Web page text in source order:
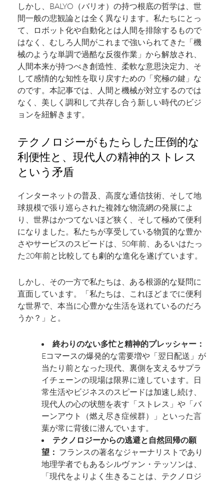
しかし、BALYO（バリオ）の持つ根底の哲学は、世
間一般の悲観論とは全く異なります。私たちにとっ
て、ロボット化や自動化とは人間を排除するもので
はなく、むしろ人間がこれまで強いられてきた「機
械のような単調で過酷な反復作業」から解放され、
人間本来が持つべき創造性、柔軟な意思決定力、そ
して感情的な知性を取り戻すための「究極の鍵」な
のです。本記事では、人間と機械が対立するのでは
なく、美しく調和して共存し合う新しい時代のビジ
ョンを紐解きます。
テクノロジーがもたらした圧倒的な
利便性と、現代人の精神的ストレス
という矛盾
インターネットの普及、高度な通信技術、そして地
球規模で張り巡らされた複雑な物流網の発展によ
り、世界はかつてないほど狭く、そして極めて便利
になりました。私たちが享受している物質的な豊か
さやサービスのスピードは、50年前、あるいはたっ
た20年前と比較しても劇的な進化を遂げています。
しかし、その一方で私たちは、ある根源的な疑問に
直面しています。「私たちは、これほどまでに便利
な世界で、本当に心豊かな生活を送れているのだろ
うか？」と。
終わりのない多忙と精神的プレッシャー：
Eコマースの爆発的な需要増や「翌日配送」が
当たり前となった現代、裏側を支えるサプラ
イチェーンの現場は限界に達しています。日
常生活やビジネスのスピードは加速し続け、
現代人の心の状態を表す「ストレス」や「バ
ーンアウト（燃え尽き症候群）」といった言
葉が常に背後に潜んでいます。
テクノロジーからの逃避と自然回帰の願
望： フランスの著名なジャーナリストであり
地理学者でもあるシルヴァン・テッソンは、
「現代をよりよく生きることは、テクノロジ